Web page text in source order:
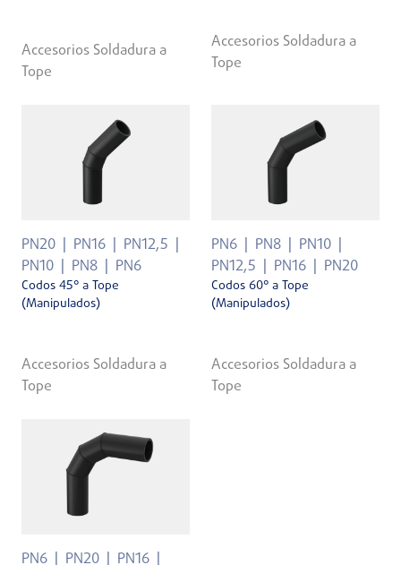
Accesorios Soldadura a
Tope
Accesorios Soldadura a
Tope
PN20 PN16
PN12,5
PN10
PN8 PN6
Codos 45° a Tope
(Manipulados)
Accesorios Soldadura a
Tope
PN6 PN8
PN10
PN12,5
PN16 PN20
Codos 60° a Tope
(Manipulados)
Accesorios Soldadura a
Tope
PN6 PN20
PN16